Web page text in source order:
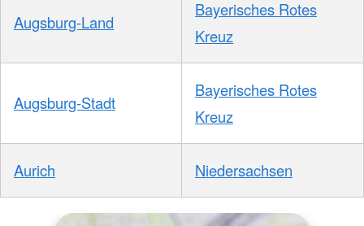
Augsburg-Land
Bayerisches Rotes
Kreuz
Augsburg-Stadt
Bayerisches Rotes
Kreuz
Aurich Niedersachsen